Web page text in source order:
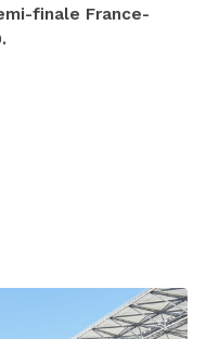
finale France-